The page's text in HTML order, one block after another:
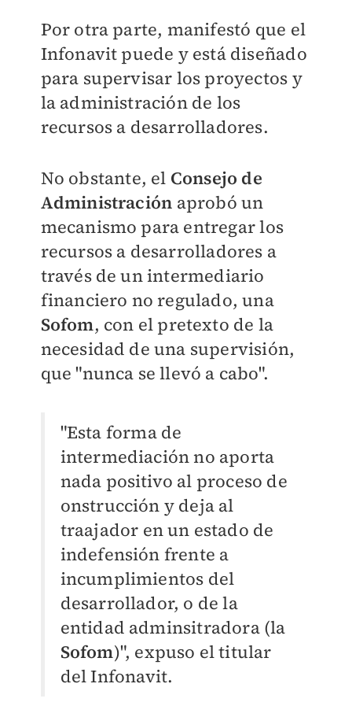
Por otra parte, manifestó que el
Infonavit puede y está diseñado
para supervisar los proyectos y
la administración de los
recursos a desarrolladores.
No obstante, el Consejo de
Administración aprobó un
mecanismo para entregar los
recursos a desarrolladores a
través de un intermediario
financiero no regulado, una
Sofom, con el pretexto de la
necesidad de una supervisión,
que "nunca se llevó a cabo".
"Esta forma de
intermediación no aporta
nada positivo al proceso de
onstrucción y deja al
traajador en un estado de
indefensión frente a
incumplimientos del
desarrollador, o de la
entidad adminsitradora (la
Sofom)", expuso el titular
del Infonavit.